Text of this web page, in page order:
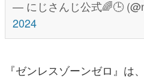
— にじさんじ公式🌈🕒
2024
『ゼンレスゾーンゼロ』は